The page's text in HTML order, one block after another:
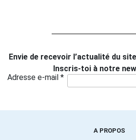
Envie de recevoir l’actualité du
Inscris-toi à notre
Adresse e-mail *
A PROPOS